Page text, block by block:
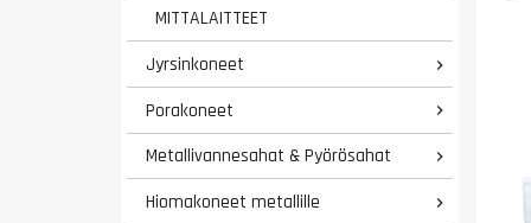
MITTALAITTEET
Jyrsinkoneet

Porakoneet 
Metallivannesahat & Pyörösahat 
Hiomakoneet metallille 